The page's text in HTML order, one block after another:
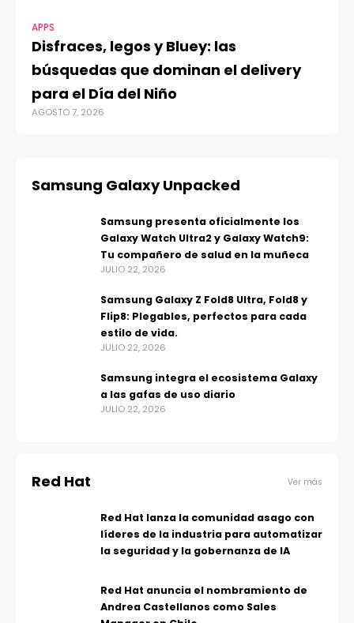
APPS
Disfraces, legos y Bluey: las
búsquedas que dominan el delivery
para el Día del Niño
AGOSTO 7, 2026
Samsung Galaxy Unpacked
Samsung presenta oficialmente los
Galaxy Watch Ultra2 y Galaxy Watch9:
Tu compañero de salud en la muñeca
JULIO 22, 2026
Samsung Galaxy Z Fold8 Ultra, Fold8 y
Flip8: Plegables, perfectos para cada
estilo de vida.
JULIO 22, 2026
Samsung integra el ecosistema Galaxy
a las gafas de uso diario
JULIO 22, 2026
Red Hat Ver más
Red Hat lanza la comunidad asago con
líderes de la industria para automatizar
la seguridad y la gobernanza de IA
Red Hat anuncia el nombramiento de
Andrea Castellanos como Sales